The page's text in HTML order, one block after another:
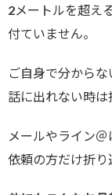
2メートルを超え
付ていません。
ご自身で分から
話に出れない時は
メールやライン
依頼の方だけ折り